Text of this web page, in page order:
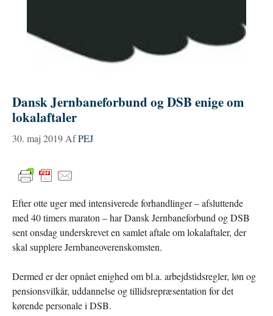
Dansk Jernbaneforbund og DSB enige om
lokalaftaler
30. maj 2019 AfPEJ
Efter otte uger med intensiverede forhandlinger – afsluttende
med 40 timers maraton – har Dansk Jernbaneforbund og DSB
sent onsdag underskrevet en samlet aftale om lokalaftaler, der
skal supplere Jernbaneoverenskomsten.
Dermed er der opnået enighed om bl.a. arbejdstidsregler, løn og
pensionsvilkår, uddannelse og tillidsrepræsentation for det
kørende personale i DSB.